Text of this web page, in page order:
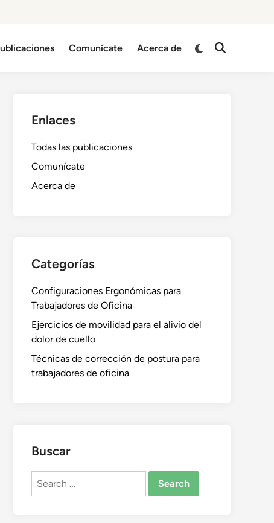
Comunícate Acerca de
Switch
Open
Enlaces
Todas las publicaciones
Comunícate
Acerca de
Categorías
Configuraciones Ergonómicas para
Trabajadores de Oficina
Ejercicios de movilidad para el alivio del
dolor de cuello
Técnicas de corrección de postura para
trabajadores de oficina
Buscar
Search